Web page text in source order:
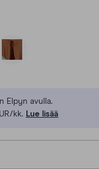
Elpyn avulla.
kk. Lue lisää